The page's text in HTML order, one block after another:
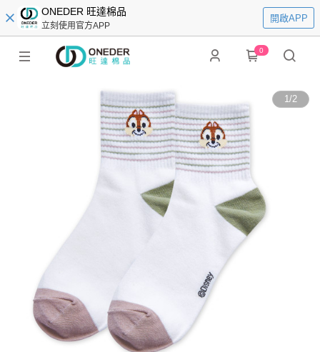
ONEDER 旺達棉品
立刻使用官方APP
開啟APP
0
1/2